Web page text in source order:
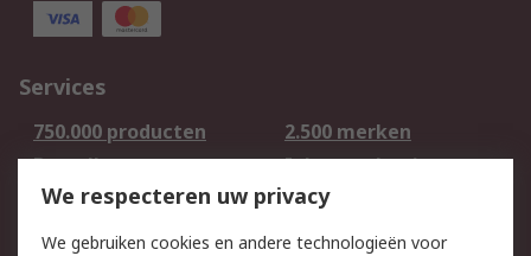
Services
750.000 producten
2.500 merken
Bestellen
Inkoopoplossingen
Retouren
Technisch advies
Track & Trace
We respecteren uw privacy
We gebruiken cookies en andere technologieën voor